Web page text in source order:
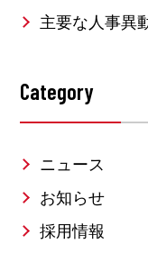
主要な人事異
Category
ニュース
お知らせ
採用情報